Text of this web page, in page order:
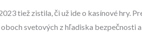
tiež zistila, či už ide o kasínové hry.
svetových z hľadiska bezpečnosti a